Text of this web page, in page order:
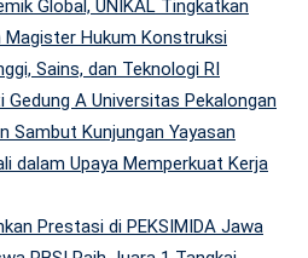
Global, UNIKAL Tingkatkan
Magister Hukum Konstruksi
Sains, dan Teknologi RI
A Universitas Pekalongan
Sambut Kunjungan Yayasan
dalam Upaya Memperkuat Kerja
Prestasi di PEKSIMIDA Jawa